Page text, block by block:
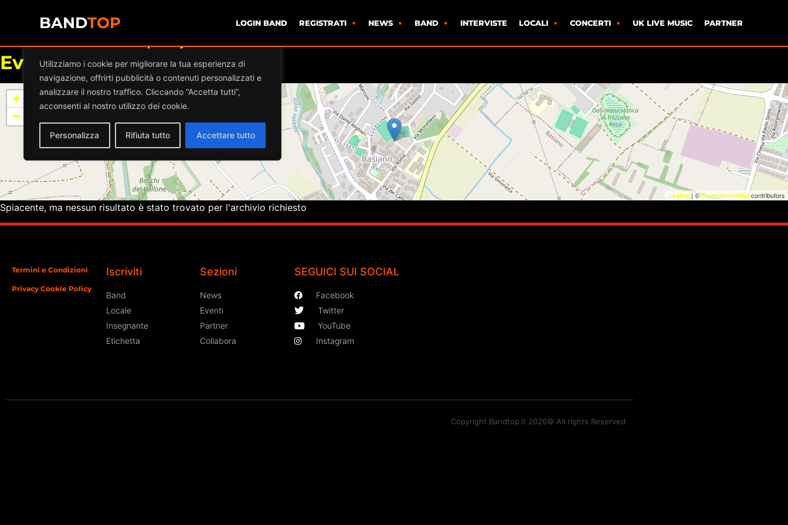
Utilizziamo i cookie per migliorare la tua esperienza di
navigazione, offrirti pubblicità o contenuti personalizzati e
analizzare il nostro traffico. Cliccando “Accetta tutti”,
acconsenti al nostro utilizzo dei cookie.
Personalizza Rifiuta tutto Accettare tutto
BANDTOP LOGIN BAND REGISTRATI NEWS BAND INTERVISTE LOCALI CONCERTI UK LIVE MUSIC PARTNER
Eventi aLA MEGADITTA
+
−
Leaflet| ©OpenStreetMap contributors
Spiacente, ma nessun risultato è stato trovato per l'archivio richiesto
Termini e Condizioni
Privacy Cookie Policy
Iscriviti
Band
Locale
Insegnante
Etichetta
Sezioni
News
Eventi
Partner
Collabora
SEGUICI SUI SOCIAL
Facebook
Twitter
YouTube
Instagram
Copyright Bandtop.it 2026© All rights Reserved.